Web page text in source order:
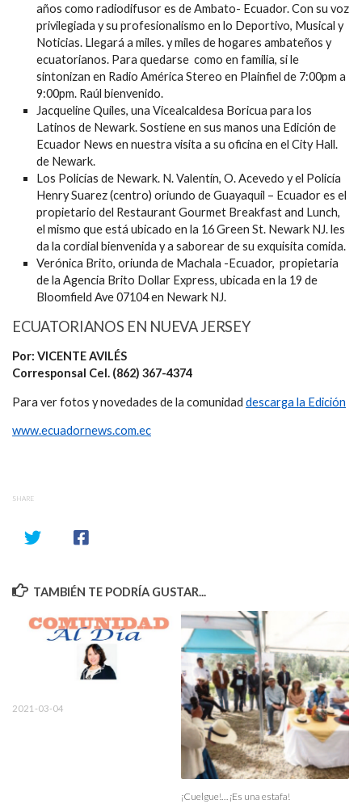
años como radiodifusor es de Ambato- Ecuador. Con su voz
privilegiada y su profesionalismo en lo Deportivo, Musical y
Noticias. Llegará a miles. y miles de hogares ambateños y
ecuatorianos. Para quedarse como en familia, si le
sintonizan en Radio América Stereo en Plainfiel de 7:00pm a
9:00pm. Raúl bienvenido.
Jacqueline Quiles, una Vicealcaldesa Boricua para los
Latinos de Newark. Sostiene en sus manos una Edición de
Ecuador News en nuestra visita a su oficina en el City Hall.
de Newark.
Los Policías de Newark. N. Valentín, O. Acevedo y el Policía
Henry Suarez (centro) oriundo de Guayaquil – Ecuador es el
propietario del Restaurant Gourmet Breakfast and Lunch,
el mismo que está ubicado en la 16 Green St. Newark NJ. les
da la cordial bienvenida y a saborear de su exquisita comida.
Verónica Brito, oriunda de Machala -Ecuador, propietaria
de la Agencia Brito Dollar Express, ubicada en la 19 de
Bloomfield Ave 07104 en Newark NJ.
ECUATORIANOS EN NUEVA JERSEY
Por: VICENTE AVILÉS
Corresponsal Cel. (862) 367-4374
Para ver fotos y novedades de la comunidad descarga la Edición
www.ecuadornews.com.ec
SHARE
TAMBIÉN TE PODRÍA GUSTAR...
2021-03-04
¡Cuelgue!… ¡Es una estafa!